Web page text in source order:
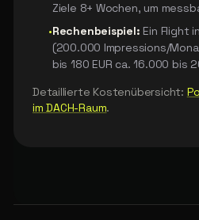
Ziele 8+ Wochen, um
•Rechenbeispiel: Ein Flight
(200.000 Impressions/
bis 180 EUR ca. 16.000 bis
Detaillierte Kostenübersicht:
im DACH-Raum.